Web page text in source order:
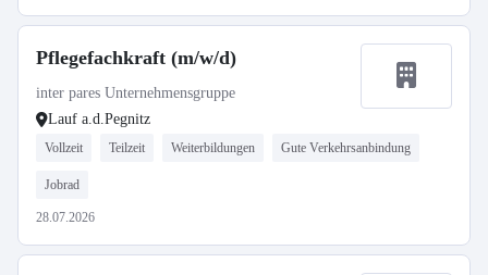
Pflegefachkraft (m/w/d)
inter pares Unternehmensgruppe
Lauf a.d.Pegnitz
Vollzeit Teilzeit Weiterbildungen Gute Verkehrsanbindung
Jobrad
28.07.2026